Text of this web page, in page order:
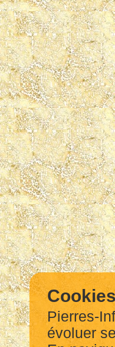
Cookies
Pierres-
évoluer